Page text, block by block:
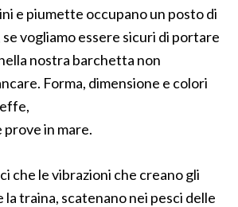
e piumette occupano un posto di
vogliamo essere sicuri di portare
nostra barchetta non
Forma, dimensione e colori
prove in mare.
che le vibrazioni che creano gli
traina, scatenano nei pesci delle